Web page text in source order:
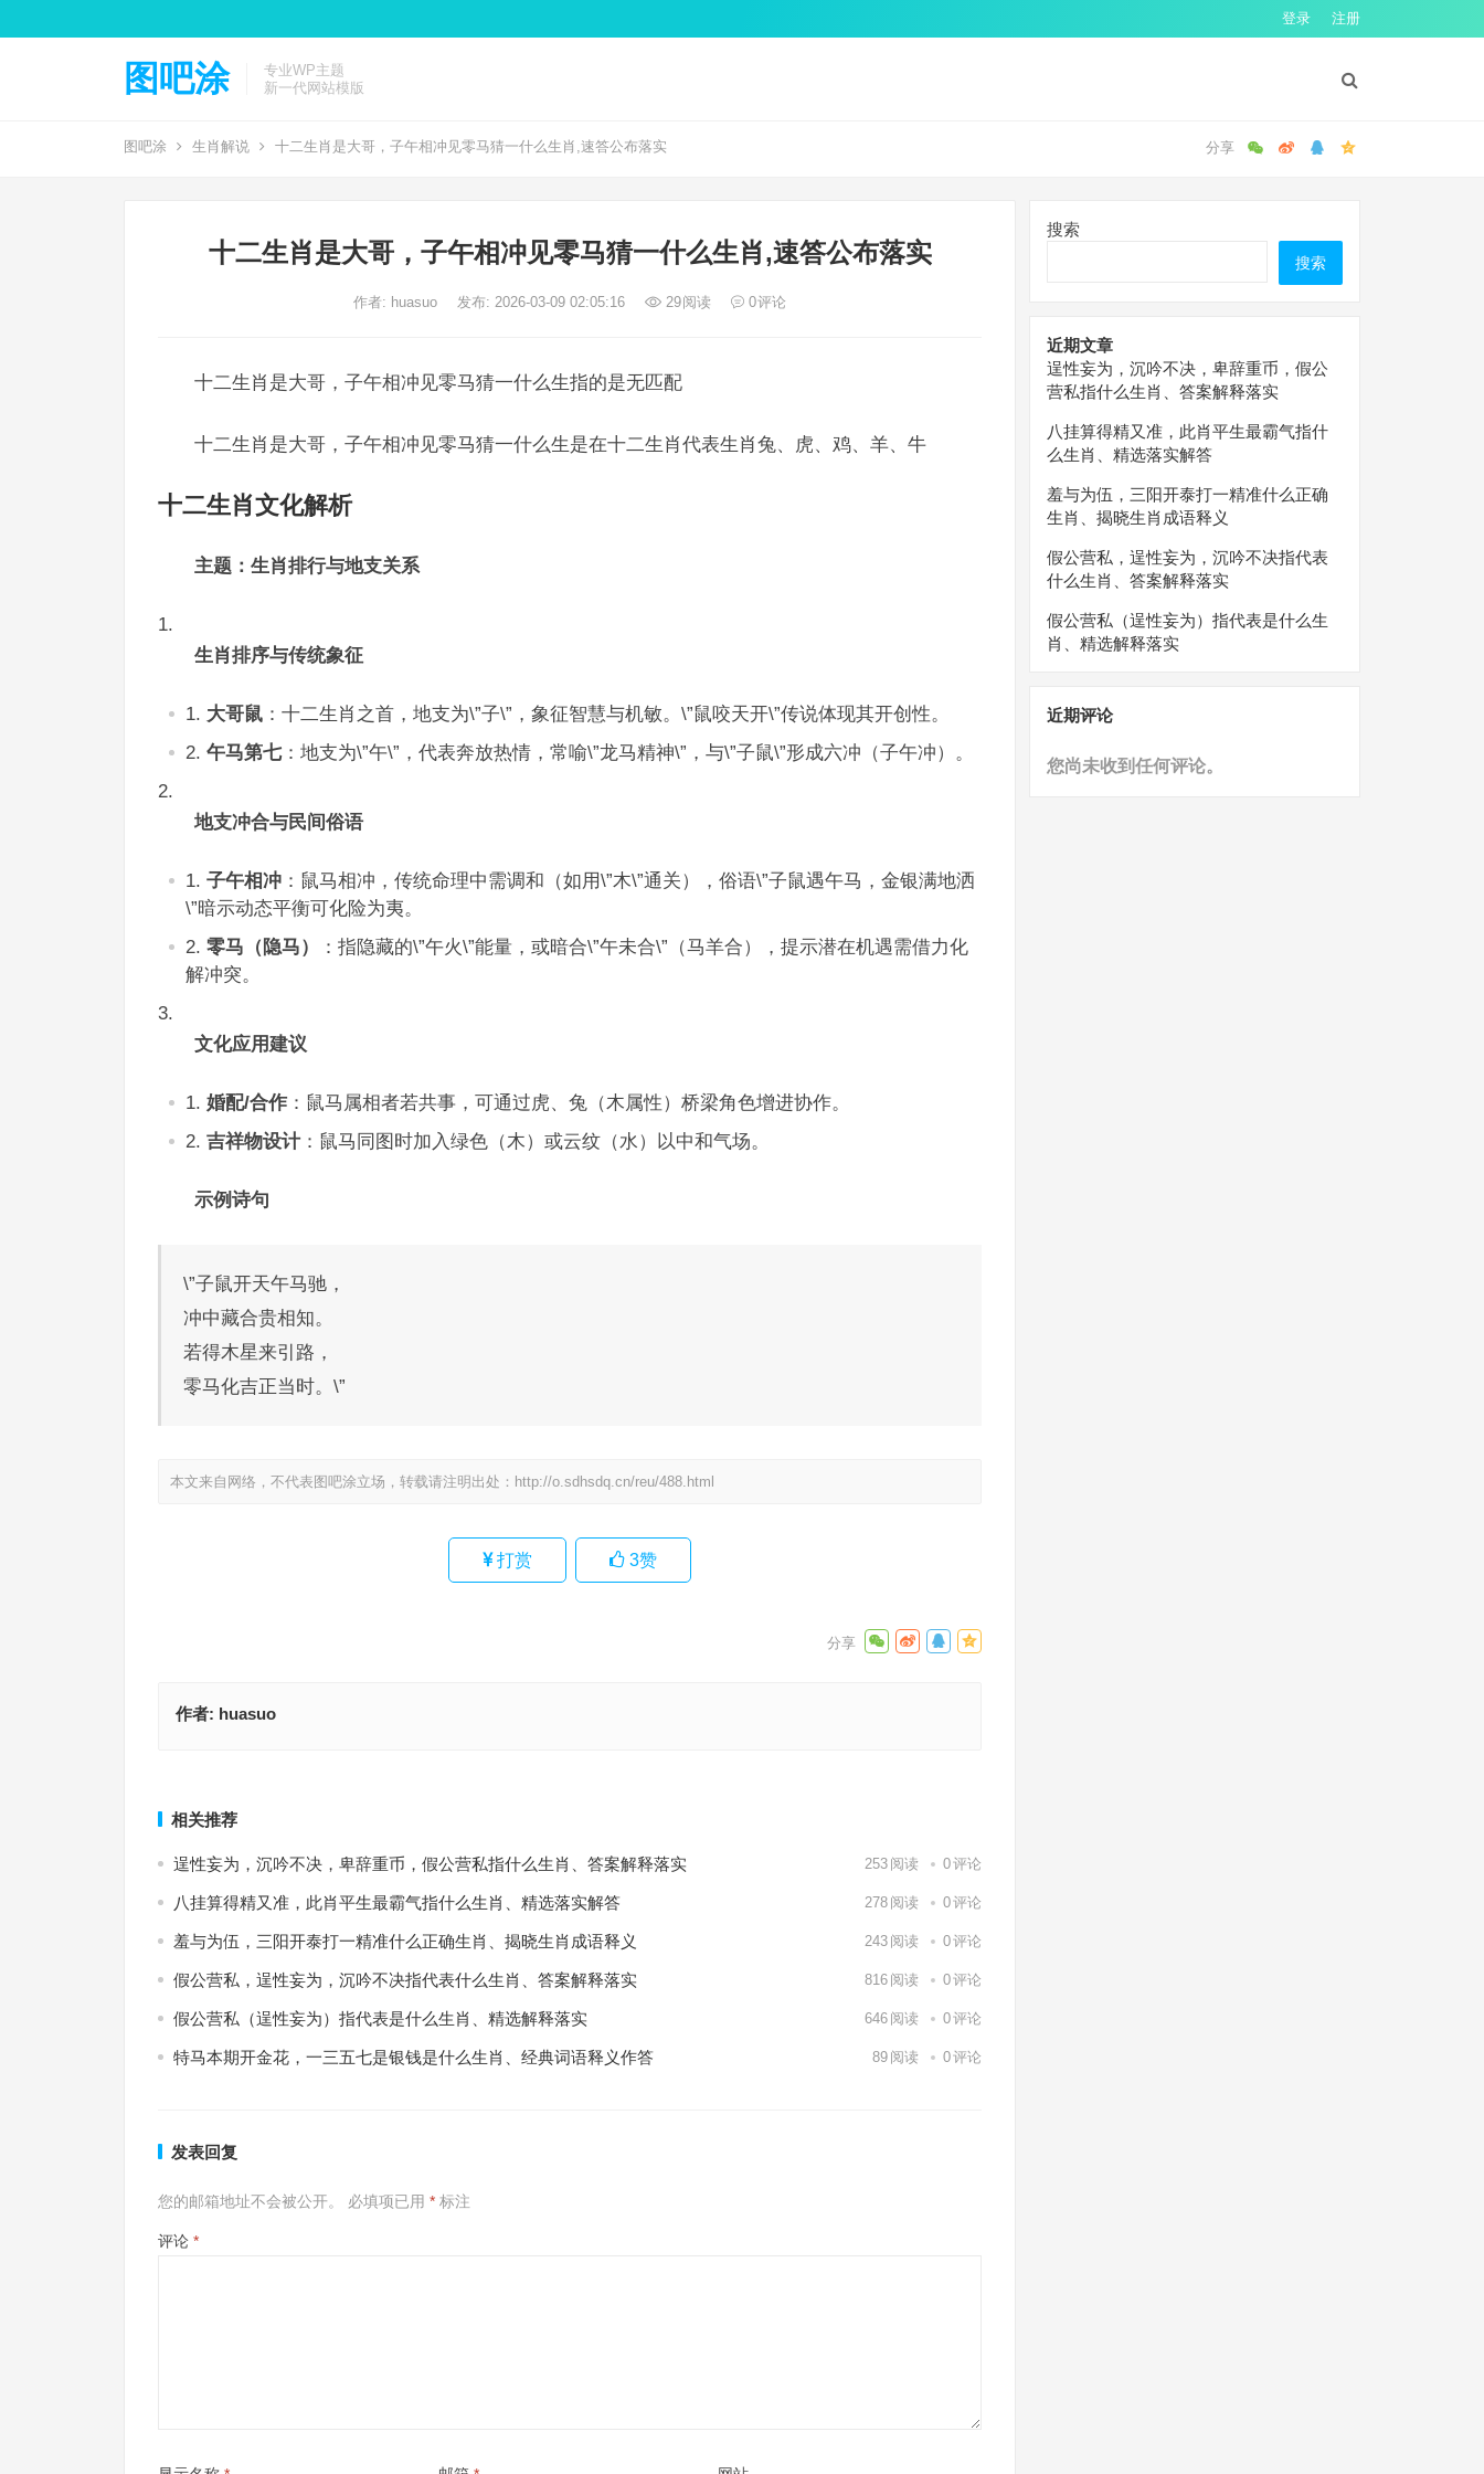
登录 注册
图吧涂
专业WP主题
新一代网站模版
图吧涂 生肖解说 十二生肖是大哥，子午相冲见零马猜一什么生肖,速答公布落实
十二生肖是大哥，子午相冲见零马猜一什么生肖,速答公布落实
作者: huasuo 发布: 2026-03-09 02:05:16 29阅读 0评论
十二生肖是大哥，子午相冲见零马猜一什么生指的是无匹配
十二生肖是大哥，子午相冲见零马猜一什么生是在十二生肖代表生肖兔、虎、鸡、羊、牛
十二生肖文化解析
主题：生肖排行与地支关系
生肖排序与传统象征
大哥鼠 ：十二生肖之首，地支为\”子\”，象征智慧与机敏。\”鼠咬天开\”传说体现其开创性。
午马第七：地支为\”午\”，代表奔放热情，常喻\”龙马精神\”，与\”子鼠\”形成六冲（子午冲）。
地支冲合与民间俗语
子午相冲 ：鼠马相冲，传统命理中需调和（如用\”木\”通关），俗语\”子鼠遇午马，金银满地洒
\”暗示动态平衡可化险为夷。
零马（隐马）
：指隐藏的\”午火\”能量，或暗合\”午未合\”（马羊合），提示潜在机遇需借力化
解冲突。
文化应用建议
婚配/合作 ：鼠马属相者若共事，可通过虎、兔（木属性）桥梁角色增进协作。
吉祥物设计：鼠马同图时加入绿色（木）或云纹（水）以中和气场。
示例诗句
\”子鼠开天午马驰，
冲中藏合贵相知。
若得木星来引路，
零马化吉正当时。\”
本文来自网络，不代表图吧涂立场，转载请注明出处： http://o.sdhsdq.cn/reu/488.html
打赏 3赞
作者: huasuo
相关推荐
逞性妄为，沉吟不决，卑辞重币，假公营私指什么生肖、答案解释落实 253 阅读 0评论
八挂算得精又准，此肖平生最霸气指什么生肖、精选落实解答 278 阅读 0评论
羞与为伍，三阳开泰打一精准什么正确生肖、揭晓生肖成语释义 243 阅读 0评论
假公营私，逞性妄为，沉吟不决指代表什么生肖、答案解释落实 816 阅读 0评论
假公营私（逞性妄为）指代表是什么生肖、精选解释落实 646 阅读 0评论
特马本期开金花，一三五七是银钱是什么生肖、经典词语释义作答 89 阅读 0评论
发表回复
您的邮箱地址不会被公开。 必填项已用 * 标注
评论 *
搜索
搜索
近期文章
逞性妄为，沉吟不决，卑辞重币，假公
营私指什么生肖、答案解释落实
八挂算得精又准，此肖平生最霸气指什
么生肖、精选落实解答
羞与为伍，三阳开泰打一精准什么正确
生肖、揭晓生肖成语释义
假公营私，逞性妄为，沉吟不决指代表
什么生肖、答案解释落实
假公营私（逞性妄为）指代表是什么生
肖、精选解释落实
近期评论
您尚未收到任何评论。